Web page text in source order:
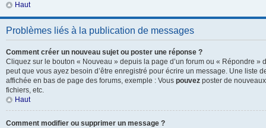
Haut
Problèmes liés à la publication de messages
Comment créer un nouveau sujet ou poster une réponse ?
Cliquez sur le bouton « Nouveau » depuis la page d’un forum ou « Répondre »
peut que vous ayez besoin d’être enregistré pour écrire un message. Une liste
affichée en bas de page des forums, exemple : Vous pouvez poster de
fichiers, etc.
Haut
Comment modifier ou supprimer un message ?